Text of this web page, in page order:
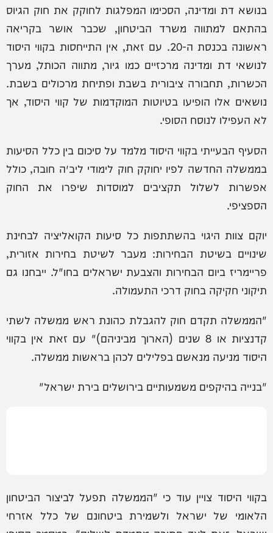
בנושא דת ומדינה, הסכימו המפלגות לחוקק את חוק הגיוס
בהתאם למתווה משרד הביטחון, שכבר אושר בקריאה
ראשונה בכנסת ה-20. עם זאת, אין התייחסות בקווי היסוד
לנושאי דת ומדינה מרכזיים כמו גיור, מתווה הכותל, מערך
הכשרות, תחבורה ציבורית בשבת ופתיחת מרכולים בשבת.
נושאים אלו הופיעו בטיוטות המוקדמות של קווי היסוד, אך
לא העפילו לנוסח הסופי.
‏הסעיף הבעייתי בקווי היסוד מלמד על סיכום בין כלל הסיעות
בממשלה החדשה לפיו יחוקק חוק לימודי ליב״ה חובה, כולל
אפשרות לשלול תקציבים למוסדות שיפרו את החוק
הספציפי.
יוקם צוות היגוי בהשתתפות כל סיעות הקואליציה לבחינת
שינויים בשיטת הבחירות: מעבר לשיטת בחירות אזורית,
פריימריז ביום הבחירות והצבעת ישראלים בחו"ל. ייבחנו גם
תיקוני חקיקה בחוק דרכי התעמולה.
"הממשלה תקדם חוק להגבלת כהונת ראש ממשלה לשתי
קדנציות או 8 שנים (הארוך מביניהם)" עם זאת אין בקווי
היסוד מניעה מנאשם בפלילים לכהן בראשות ממשלה.
"בנייה בהיקפים משמעותיים בירושלים בירת ישראל"
בקווי היסוד צויין עוד כי "הממשלה תפעל לביצור הביטחון
הלאומי של ישראל ולשמירת ביטחונם של כלל אזרחי